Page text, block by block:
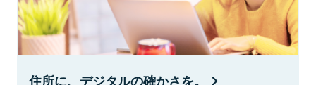
住所に、デジタルの確かさを。